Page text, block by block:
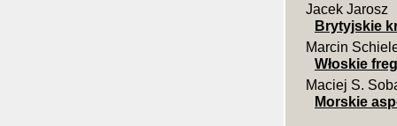
Jacek Jarosz
Brytyjskie
Marcin
Włoskie
Maciej S.
Morskie